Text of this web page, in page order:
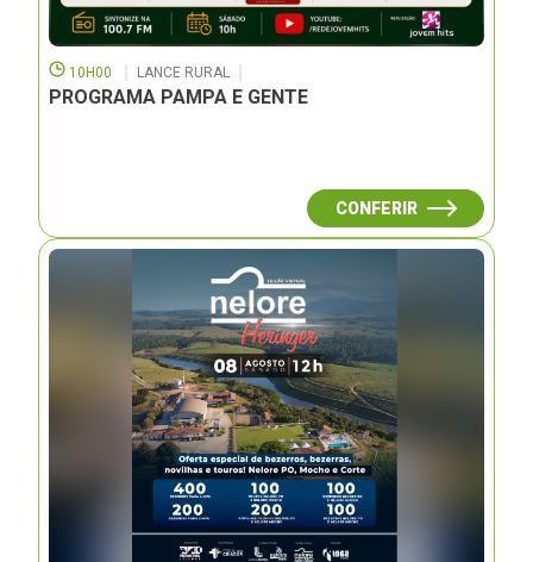
10H00 LANCE RURAL
PROGRAMA PAMPA E GENTE
CONFERIR